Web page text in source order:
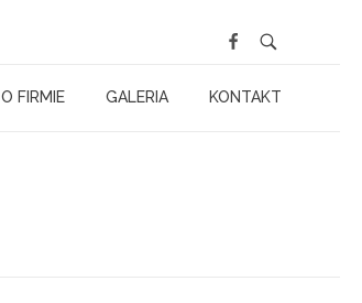
O FIRMIE GALERIA KONTAKT